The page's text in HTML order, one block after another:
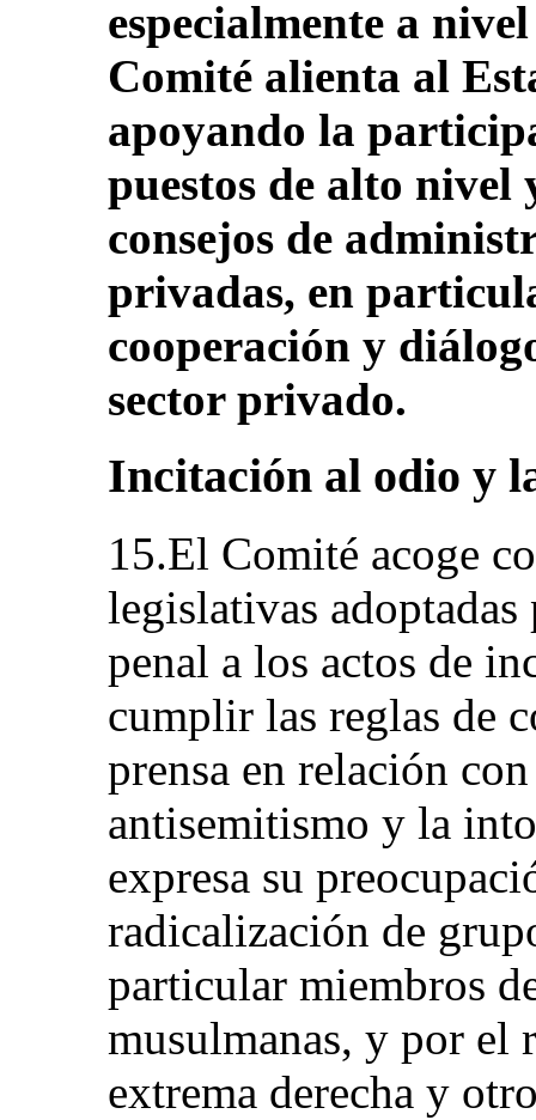
especialmente a
Comité alienta al
apoyando la
puestos de alto nivel
consejos de
privadas, en
cooperación y
sector privado.
Incitación al odio y
15.El Comité acoge
legislativas adoptadas
penal a los actos de
cumplir las reglas de
prensa en relación
antisemitismo y la
expresa su
radicalización de
particular miembros
musulmanas, y por el
extrema derecha y